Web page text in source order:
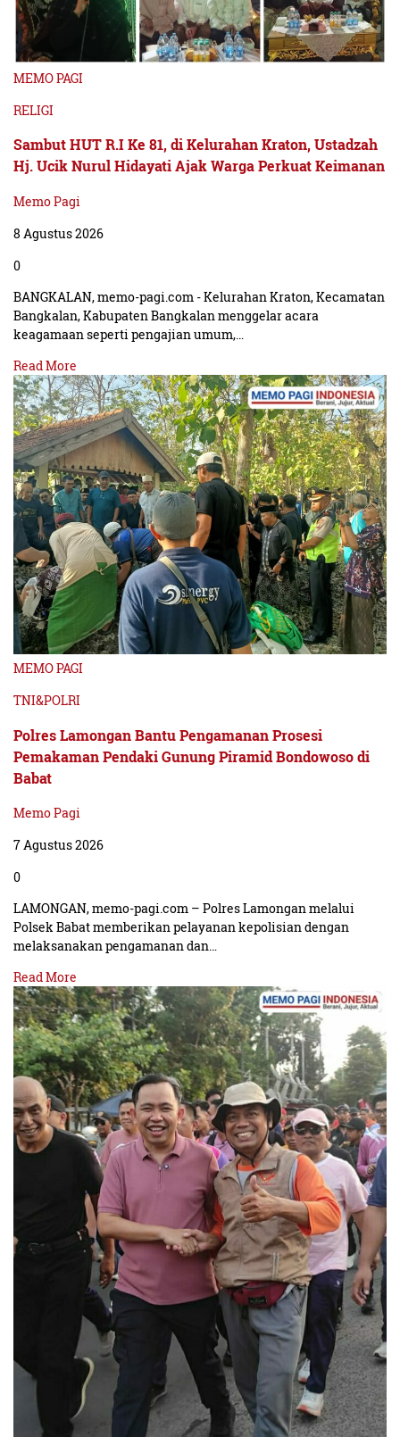
MEMO PAGI
RELIGI
Sambut HUT R.I Ke 81, di Kelurahan Kraton, Ustadzah
Hj. Ucik Nurul Hidayati Ajak Warga Perkuat Keimanan
Memo Pagi
8 Agustus 2026
0
BANGKALAN, memo-pagi.com - Kelurahan Kraton, Kecamatan
Bangkalan, Kabupaten Bangkalan menggelar acara
keagamaan seperti pengajian umum,…
Read More
MEMO PAGI
TNI&POLRI
Polres Lamongan Bantu Pengamanan Prosesi
Pemakaman Pendaki Gunung Piramid Bondowoso di
Babat
Memo Pagi
7 Agustus 2026
0
LAMONGAN, memo-pagi.com – Polres Lamongan melalui
Polsek Babat memberikan pelayanan kepolisian dengan
melaksanakan pengamanan dan…
Read More